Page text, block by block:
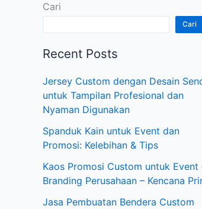
Cari
Cari
Recent Posts
Jersey Custom dengan Desain
untuk Tampilan Profesional dan
Nyaman Digunakan
Spanduk Kain untuk Event dan
Promosi: Kelebihan & Tips
Kaos Promosi Custom untuk Event
Branding Perusahaan – Kencana
Jasa Pembuatan Bendera Custom